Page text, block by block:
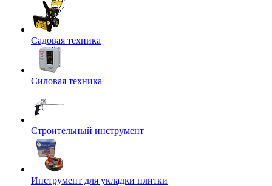
Садовая техника
Силовая техника
Строительный инструмент
Инструмент для укладки плитки